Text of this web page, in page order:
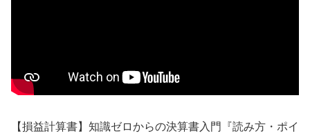
【損益計算書】知識ゼロからの決算書入門『読み方・ポイ